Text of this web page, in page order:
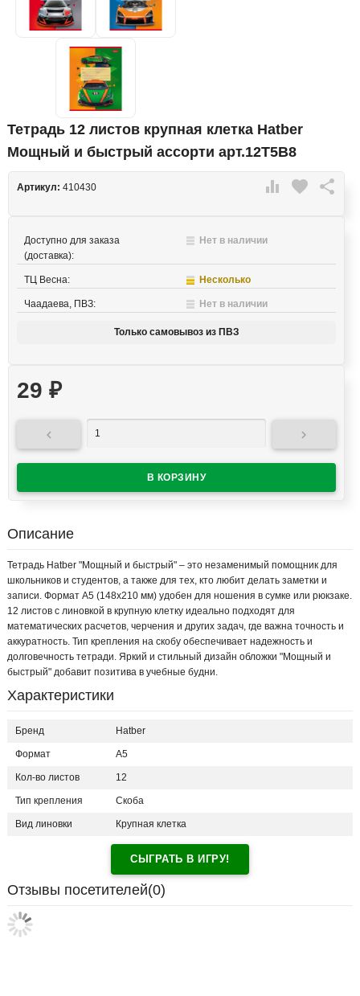
Тетрадь 12 листов крупная клетка Hatber
Мощный и быстрый ассорти арт.12Т5В8
 favorite 
Артикул: 410430
Доступно для заказа
(доставка):
Нет в наличии
ТЦ Весна: Несколько
Чаадаева, ПВЗ: Нет в наличии
Только самовывоз из ПВЗ
29 ₽
 
Описание
Тетрадь Hatber "Мощный и быстрый" – это незаменимый помощник для
школьников и студентов, а также для тех, кто любит делать заметки и
записи. Формат А5 (148x210 мм) удобен для ношения в сумке или рюкзаке.
12 листов с линовкой в крупную клетку идеально подходят для
математических расчетов, черчения и других задач, где важна точность и
аккуратность. Тип крепления на скобу обеспечивает надежность и
долговечность тетради. Яркий и стильный дизайн обложки "Мощный и
быстрый" добавит позитива в учебные будни.
Характеристики
Бренд Hatber
Формат А5
Кол-во листов 12
Тип крепления Скоба
Вид линовки Крупная клетка
СЫГРАТЬ В ИГРУ!
Отзывы посетителей(0)